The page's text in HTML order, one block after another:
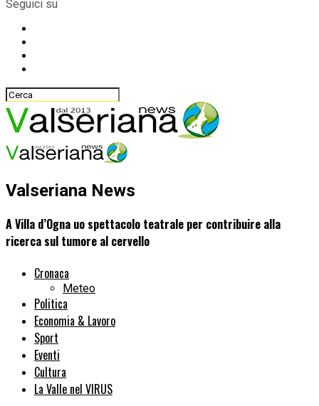
Seguici su
Valseriana News
A Villa d’Ogna uo spettacolo teatrale per contribuire alla
ricerca sul tumore al cervello
Cronaca
Meteo
Politica
Economia & Lavoro
Sport
Eventi
Cultura
La Valle nel VIRUS